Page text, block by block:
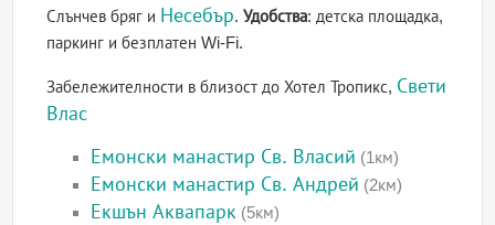
Слънчев бряг и Несебър.Удобства: детска площадка,
паркинг и безплатен Wi-Fi.
Забележителности в близост до Хотел Тропикс, Свети
Влас
Емонски манастир Св. Власий (1км)
Емонски манастир Св. Андрей (2км)
Екшън Аквапарк (5км)